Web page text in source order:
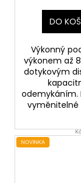
DO
Výkonný
výkonem až
dotykovým
odemykáním.
vyměnitelné
NOVINKA